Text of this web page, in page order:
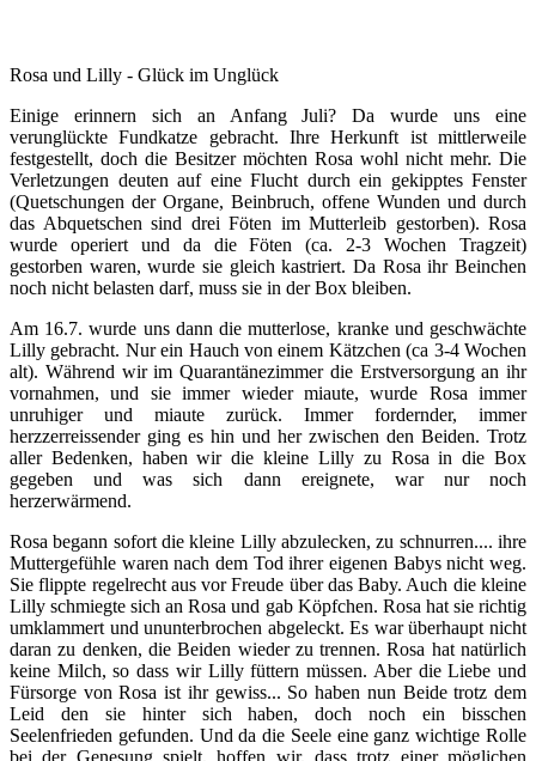
Rosa und Lilly - Glück im Unglück
Einige erinnern sich an Anfang Juli? Da wurde uns eine
verunglückte Fundkatze gebracht. Ihre Herkunft ist mittlerweile
festgestellt, doch die Besitzer möchten Rosa wohl nicht mehr. Die
Verletzungen deuten auf eine Flucht durch ein gekipptes Fenster
(Quetschungen der Organe, Beinbruch, offene Wunden und durch
das Abquetschen sind drei Föten im Mutterleib gestorben). Rosa
wurde operiert und da die Föten (ca. 2-3 Wochen Tragzeit)
gestorben waren, wurde sie gleich kastriert. Da Rosa ihr Beinchen
noch nicht belasten darf, muss sie in der Box bleiben.
Am 16.7. wurde uns dann die mutterlose, kranke und geschwächte
Lilly gebracht. Nur ein Hauch von einem Kätzchen (ca 3-4 Wochen
alt). Während wir im Quarantänezimmer die Erstversorgung an ihr
vornahmen, und sie immer wieder miaute, wurde Rosa immer
unruhiger und miaute zurück. Immer fordernder, immer
herzzerreissender ging es hin und her zwischen den Beiden. Trotz
aller Bedenken, haben wir die kleine Lilly zu Rosa in die Box
gegeben und was sich dann ereignete, war nur noch
herzerwärmend.
Rosa begann sofort die kleine Lilly abzulecken, zu schnurren.... ihre
Muttergefühle waren nach dem Tod ihrer eigenen Babys nicht weg.
Sie flippte regelrecht aus vor Freude über das Baby. Auch die kleine
Lilly schmiegte sich an Rosa und gab Köpfchen. Rosa hat sie richtig
umklammert und ununterbrochen abgeleckt. Es war überhaupt nicht
daran zu denken, die Beiden wieder zu trennen. Rosa hat natürlich
keine Milch, so dass wir Lilly füttern müssen. Aber die Liebe und
Fürsorge von Rosa ist ihr gewiss... So haben nun Beide trotz dem
Leid den sie hinter sich haben, doch noch ein bisschen
Seelenfrieden gefunden. Und da die Seele eine ganz wichtige Rolle
bei der Genesung spielt, hoffen wir, dass trotz einer möglichen